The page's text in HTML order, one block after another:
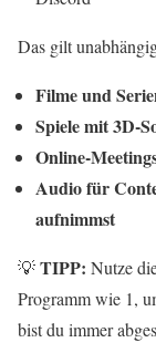
Das gilt
Filme und
Spiele mit 3D-
Online-
Audio für
aufnimmst
💡TIPP: Nutze
Programm wie 1,
bist du immer